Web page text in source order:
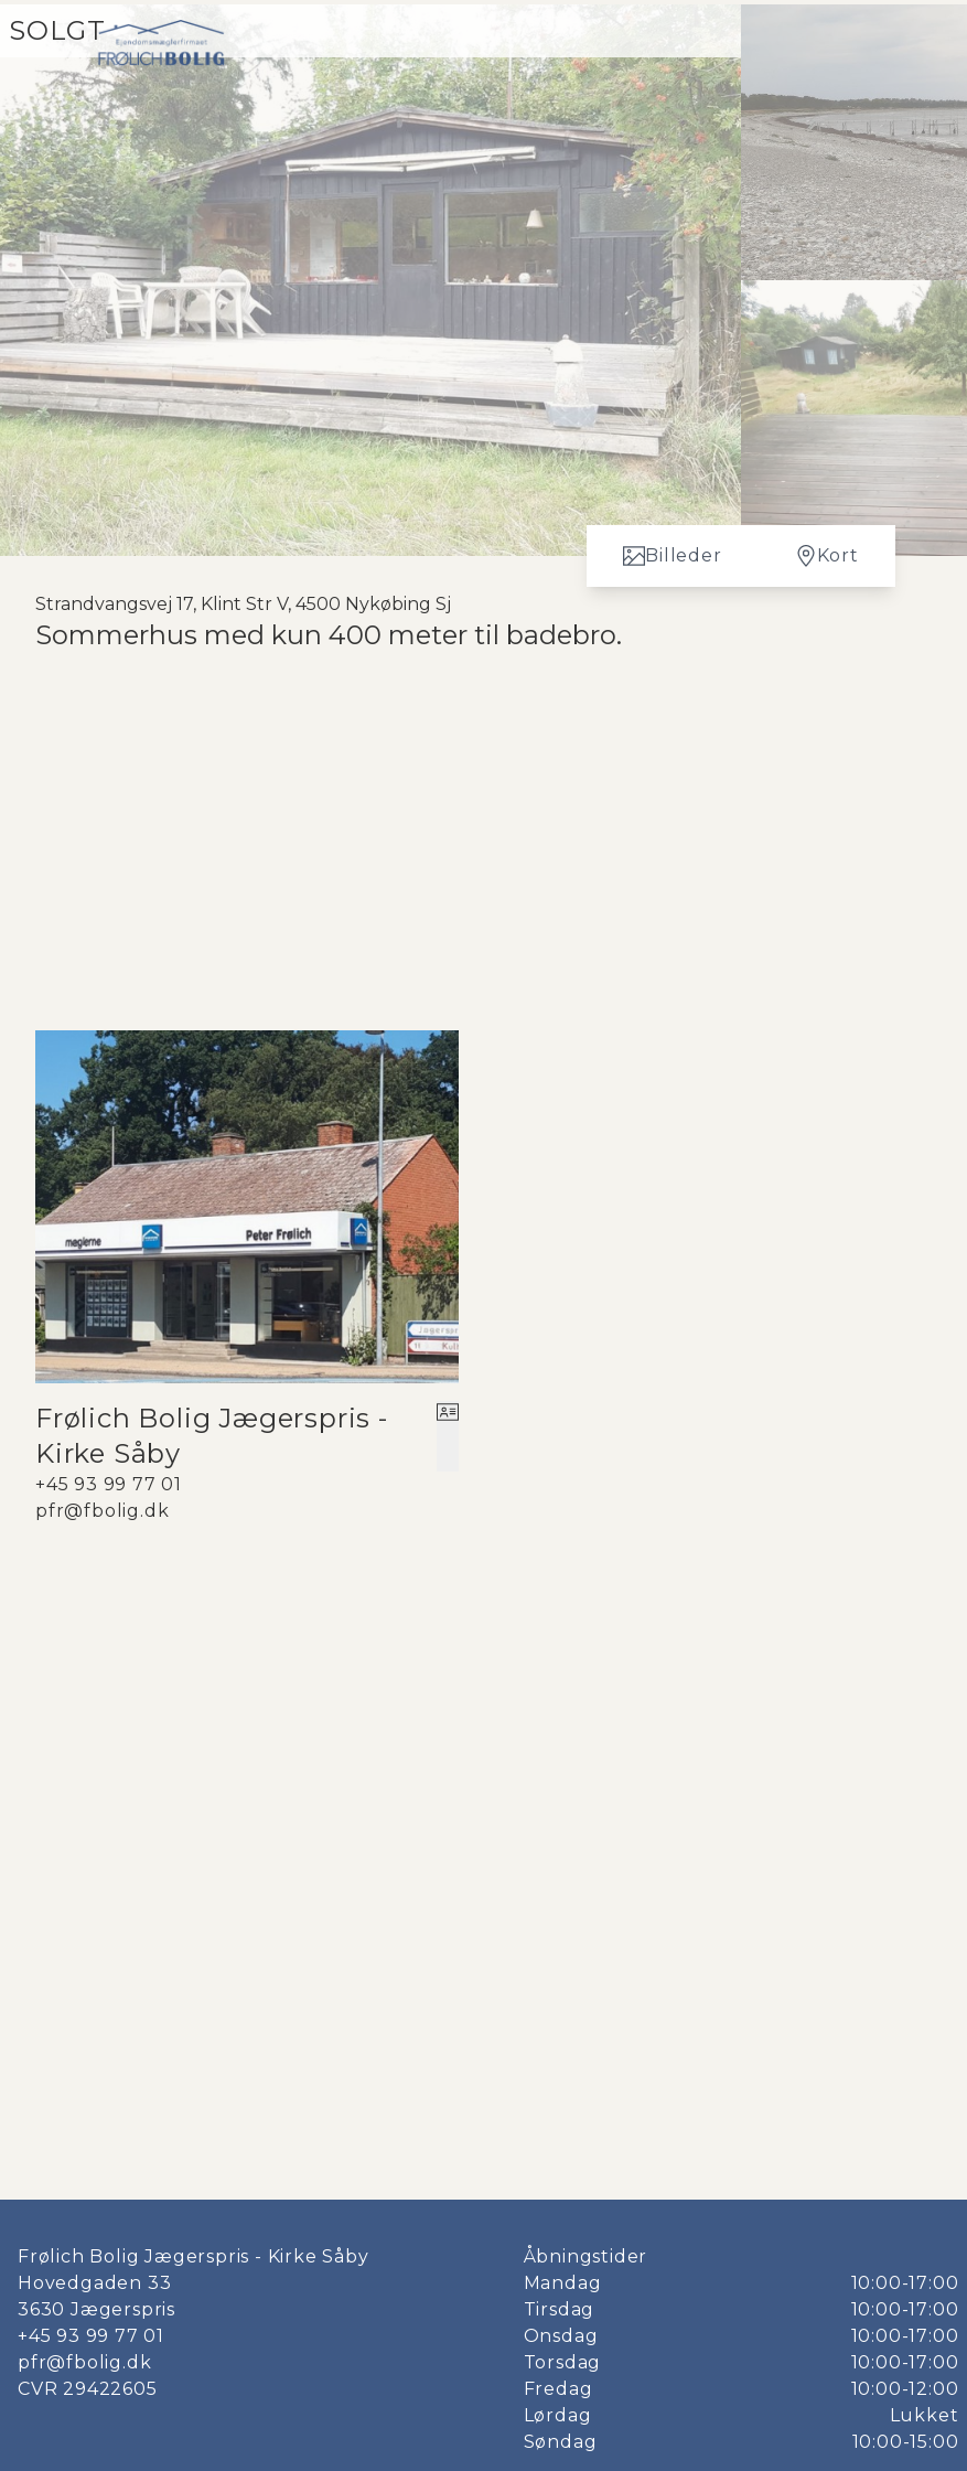
SOLGT
Billeder Kort
Strandvangsvej 17, Klint Str V, 4500 Nykøbing Sj
Sommerhus med kun 400 meter til badebro.
Frølich Bolig Jægerspris -
Kirke Såby
+45 93 99 77 01
pfr@fbolig.dk
Frølich Bolig Jægerspris - Kirke Såby
Hovedgaden 33
3630 Jægerspris
+45 93 99 77 01
pfr@fbolig.dk
CVR 29422605
Åbningstider
Mandag
10:00-17:00
Tirsdag
10:00-17:00
Onsdag
10:00-17:00
Torsdag
10:00-17:00
Fredag
10:00-12:00
Lørdag
Lukket
Søndag
10:00-15:00